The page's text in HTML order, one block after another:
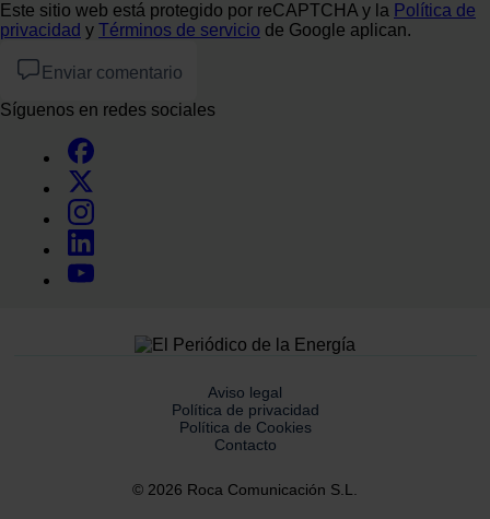
Este sitio web está protegido por reCAPTCHA y la Política de
privacidad y Términos de servicio de Google aplican.
Enviar comentario
Síguenos en redes sociales
Aviso legal
Política de privacidad
Política de Cookies
Contacto
© 2026 Roca Comunicación S.L.